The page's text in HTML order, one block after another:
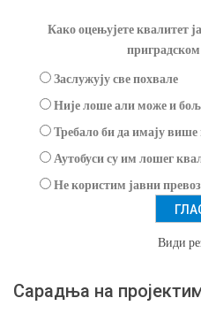
Како оцењујете квалитет
приградском
Заслужују све похвале
Није лоше али може и
Требало би да имају више
Аутобуси су им лошег
Не користим јавни превоз
Види
Сарадња на